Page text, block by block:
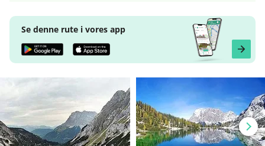
Se denne rute i vores app